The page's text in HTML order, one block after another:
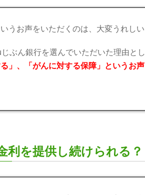
うお声をいただくのは、大変うれしい
ぶん銀行を選んでいただいた理由と
」、「がんに対する保障」というお
利を提供し続けられる？